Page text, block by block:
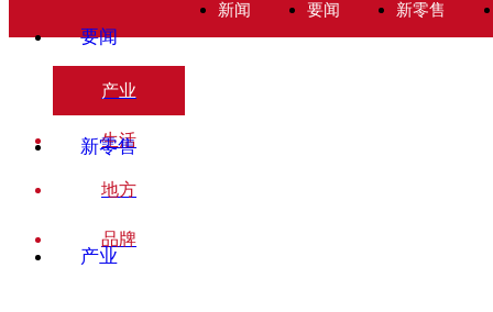
要闻
新零售
产业
新闻 要闻 新零售
产业
生活
地方
品牌